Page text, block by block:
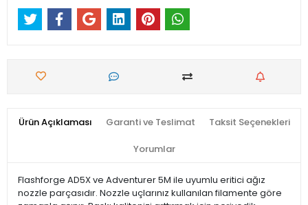
Ürün Açıklaması Garanti ve Teslimat Taksit Seçenekleri
Yorumlar
Flashforge AD5X ve Adventurer 5M ile uyumlu eritici ağız
nozzle parçasıdır. Nozzle uçlarınız kullanılan filamente göre